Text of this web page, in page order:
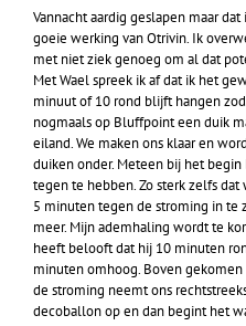
Vannacht aardig geslapen maar
goeie werking van Otrivin. Ik
met niet ziek genoeg om al dat
Met Wael spreek ik af dat ik het
minuut of 10 rond blijft hangen
nogmaals op Bluffpoint een duik
eiland. We maken ons klaar en
duiken onder. Meteen bij het
tegen te hebben. Zo sterk zelfs
5 minuten tegen de stroming in te
meer. Mijn ademhaling wordt te
heeft belooft dat hij 10 minuten
minuten omhoog. Boven
de stroming neemt ons
decoballon op en dan begint het